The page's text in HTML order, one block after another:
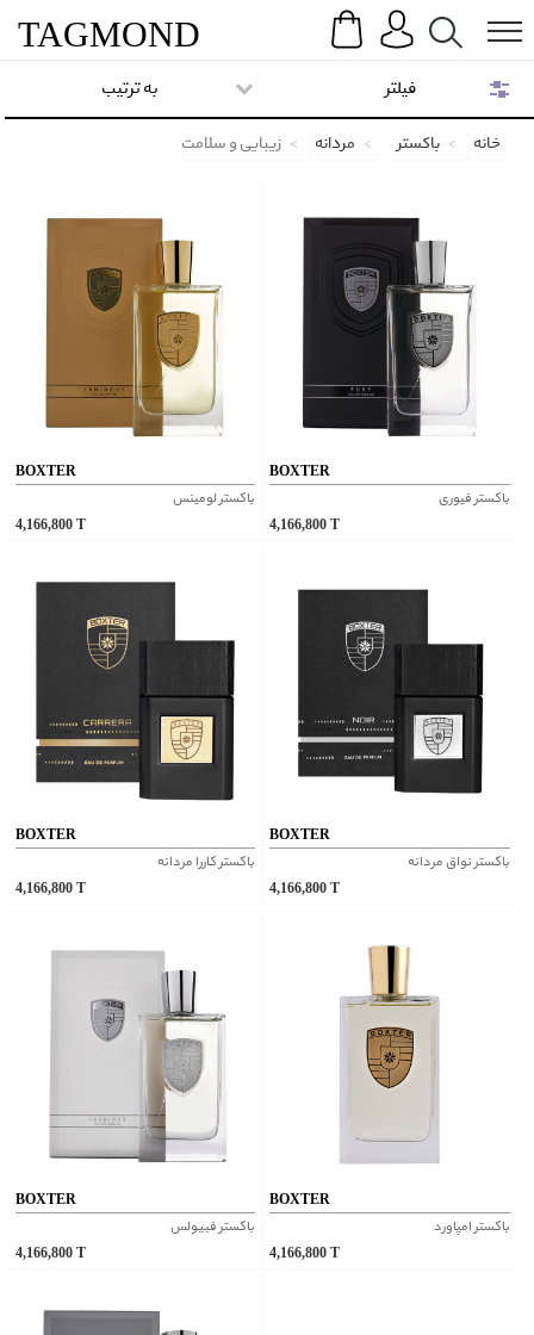
Search
TAGMOND
به ترتیب
خانه باکستر مردانه زیبایی و سلامت
BOXTER
باکستر لومینس
4,166,800T
BOXTER
باکستر فیوری
4,166,800 T
BOXTER
باکستر کاررا مردانه
4,166,800T
BOXTER
باکستر نواق مردانه
4,166,800 T
BOXTER
باکستر فبیولس
4,166,800T
BOXTER
باکستر امپاورد
4,166,800 T
فیلتر